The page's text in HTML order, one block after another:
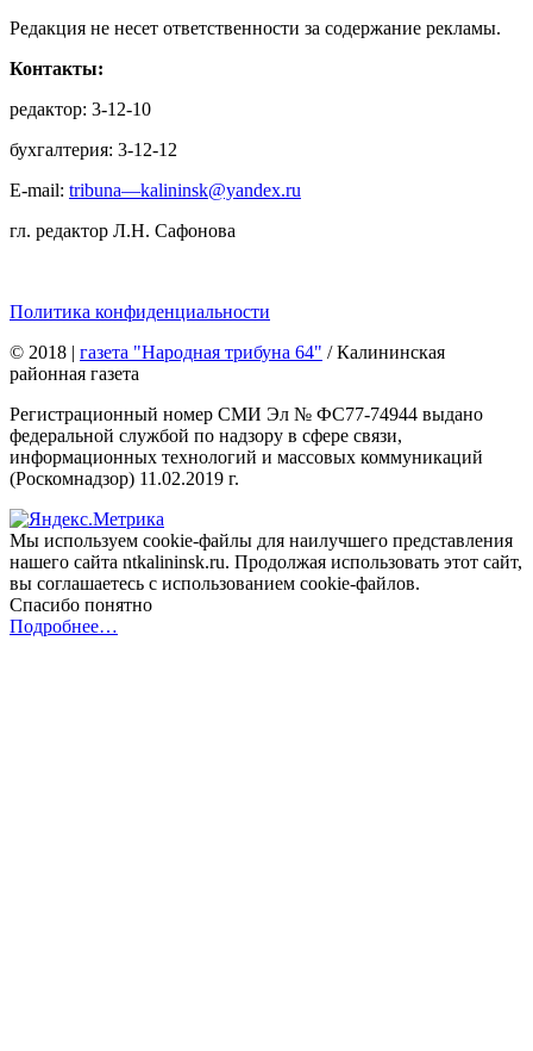
Редакция не несет ответственности за содержание рекламы.
Контакты:
редактор: 3-12-10
бухгалтерия: 3-12-12
E-mail: tribuna—kalininsk@yandex.ru
гл. редактор Л.Н. Сафонова
Политика конфиденциальности
© 2018
газета "Народная трибуна 64" / Калининская
районная газета
Регистрационный номер СМИ Эл № ФС77-74944 выдано
федеральной службой по надзору в сфере связи,
информационных технологий и массовых коммуникаций
(Роскомнадзор) 11.02.2019 г.
Мы используем cookie-файлы для наилучшего представления
нашего сайта ntkalininsk.ru. Продолжая использовать этот сайт,
вы соглашаетесь с использованием cookie-файлов.
Спасибо понятно
Подробнее…